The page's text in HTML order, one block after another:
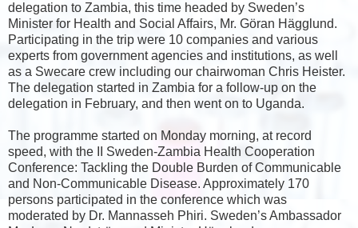
delegation to Zambia, this time headed by Sweden’s
Minister for Health and Social Affairs, Mr. Göran Hägglund.
Participating in the trip were 10 companies and various
experts from government agencies and institutions, as well
as a Swecare crew including our chairwoman Chris Heister.
The delegation started in Zambia for a follow-up on the
delegation in February, and then went on to Uganda.
The programme started on Monday morning, at record
speed, with the II Sweden-Zambia Health Cooperation
Conference: Tackling the Double Burden of Communicable
and Non-Communicable Disease. Approximately 170
persons participated in the conference which was
moderated by Dr. Mannasseh Phiri. Sweden’s Ambassador